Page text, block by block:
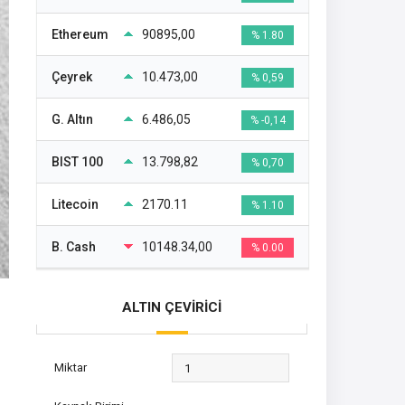
Ethereum 90895,00 % 1.80
Çeyrek 10.473,00 % 0,59
G. Altın 6.486,05 % -0,14
BIST 100 13.798,82 % 0,70
Litecoin 2170.11 % 1.10
B. Cash 10148.34,00 % 0.00
ALTIN ÇEVİRİCİ
Miktar